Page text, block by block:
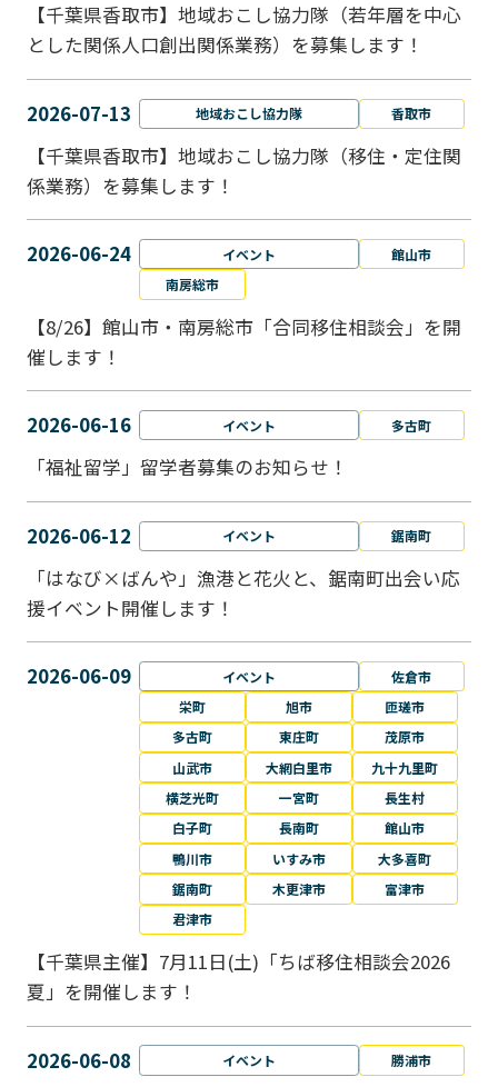
【千葉県香取市】地域おこし協力隊（若年層を中心
とした関係人口創出関係業務）を募集します！
2026-07-13 地域おこし協力隊 香取市
【千葉県香取市】地域おこし協力隊（移住・定住関
係業務）を募集します！
2026-06-24 イベント
館山市
南房総市
【8/26】館山市・南房総市「合同移住相談会」を開
催します！
2026-06-16 イベント 多古町
「福祉留学」留学者募集のお知らせ！
2026-06-12 イベント 鋸南町
「はなび×ばんや」漁港と花火と、鋸南町出会い応
援イベント開催します！
2026-06-09 イベント
佐倉市
栄町
旭市
匝瑳市
多古町
東庄町
茂原市
山武市
大網白里市
九十九里町
横芝光町
一宮町
長生村
白子町
長南町
館山市
鴨川市
いすみ市
大多喜町
鋸南町
木更津市
富津市
君津市
【千葉県主催】7月11日(土)「ちば移住相談会2026
夏」を開催します！
2026-06-08 イベント 勝浦市